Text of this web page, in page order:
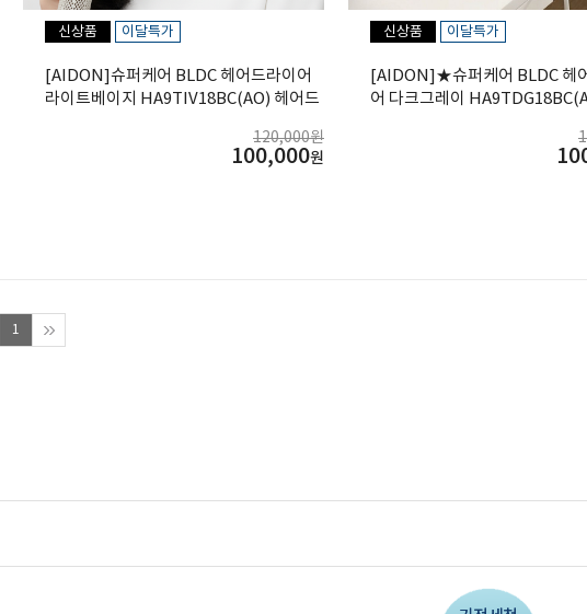
신상품 이달특가
[AIDON]슈퍼케어 BLDC 헤어드라이어
라이트베이지 HA9TIV18BC(AO) 헤어드
120,000원
100,000원
신상품 이달특가
[AIDON]★슈퍼케어 BLDC 헤
어 다크그레이
1